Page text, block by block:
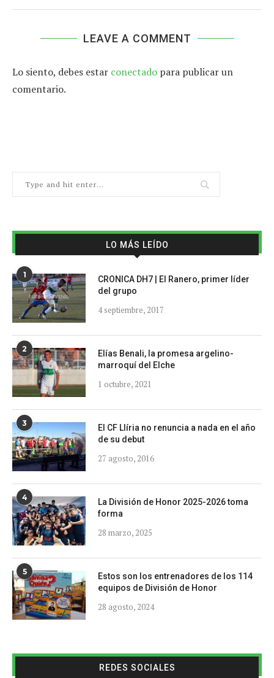
LEAVE A COMMENT
Lo siento, debes estar conectado para publicar un
comentario.
LO MÁS LEÍDO
1
CRONICA DH7 | El Ranero, primer líder
del grupo
4 septiembre, 2017
2
Elías Benali, la promesa argelino-
marroquí del Elche
1 octubre, 2021
3
El CF Llíria no renuncia a nada en el año
de su debut
27 agosto, 2016
4
La División de Honor 2025-2026 toma
forma
28 marzo, 2025
5
Estos son los entrenadores de los 114
equipos de División de Honor
28 agosto, 2024
REDES SOCIALES